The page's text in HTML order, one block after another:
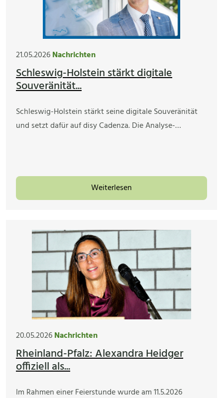
21.05.2026Nachrichten
Schleswig-Holstein stärkt digitale
Souveränität...
Schleswig-Holstein stärkt seine digitale Souveränität
und setzt dafür auf disy Cadenza. Die Analyse-…
Weiterlesen
20.05.2026Nachrichten
Rheinland-Pfalz: Alexandra Heidger
offiziell als...
Im Rahmen einer Feierstunde wurde am 11.5.2026